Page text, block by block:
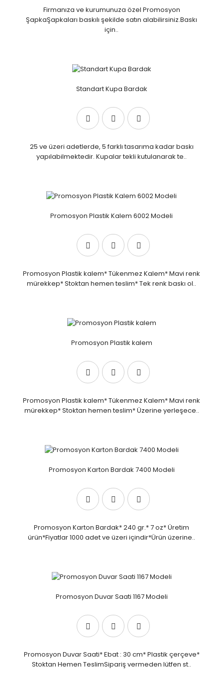
Firmanıza ve kurumunuza özel Promosyon
ŞapkaŞapkaları baskılı şekilde satın alabilirsiniz.Baskı
için..
Standart Kupa Bardak
25 ve üzeri adetlerde, 5 farklı tasarıma kadar baskı
yapılabilmektedir. Kupalar tekli kutulanarak te..
Promosyon Plastik Kalem 6002 Modeli
Promosyon Plastik kalem* Tükenmez Kalem* Mavi renk
mürekkep* Stoktan hemen teslim* Tek renk baskı ol..
Promosyon Plastik kalem
Promosyon Plastik kalem* Tükenmez Kalem* Mavi renk
mürekkep* Stoktan hemen teslim* Üzerine yerleşece..
Promosyon Karton Bardak 7400 Modeli
Promosyon Karton Bardak* 240 gr.* 7 oz* Üretim
ürün*Fiyatlar 1000 adet ve üzeri içindir*Ürün üzerine..
Promosyon Duvar Saati 1167 Modeli
Promosyon Duvar Saati* Ebat : 30 cm* Plastik çerçeve*
Stoktan Hemen TeslimSipariş vermeden lütfen st..